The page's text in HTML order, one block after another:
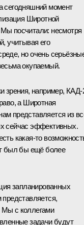
сегодняшний момент
Широтной
Мы посчитали: несмотря
учитывая его
но очень
окупаемый.
зрения, например, КАД-
а Широтная
представляется из
сейчас эффективных.
какая-то
был бы ещё более
запланированных
представляется,
Мы с коллегами
задачи будут